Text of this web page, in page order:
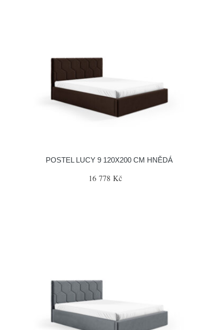
POSTEL LUCY 9 120X200 CM HNĚDÁ
16 778 Kč